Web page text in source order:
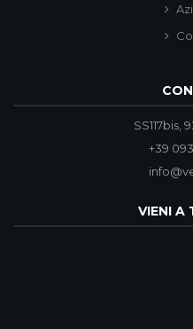
SS117bis,
+39
VIENI A